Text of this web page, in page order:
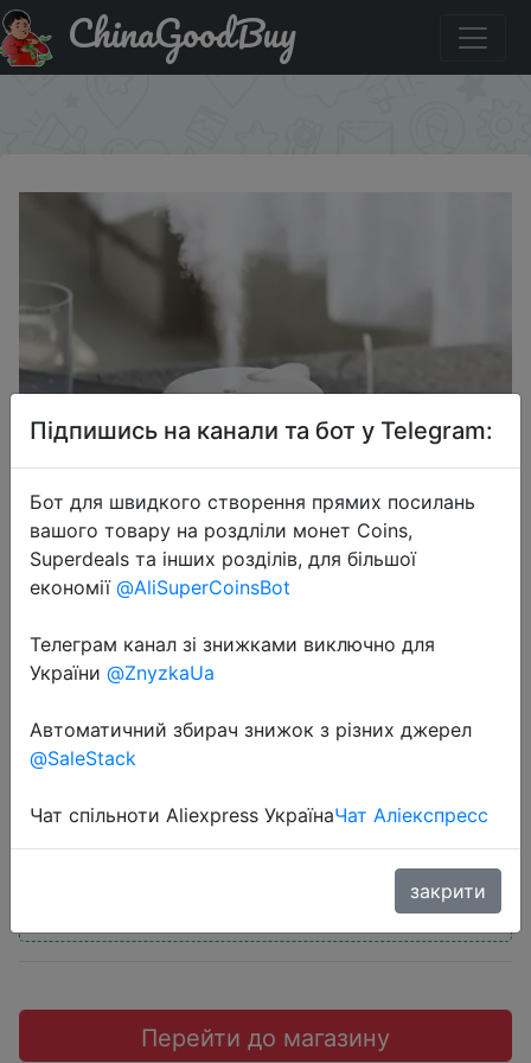
Код на знижку WLAL14 Xiaomi youpin VH Diffuse
Desktop USB Humidifier
ChinaGoodBuy
2019-01-05
USB Humidifier
$10.89
Перейти до магазину
Підпишись на канали та бот у Telegram:
Бот для швидкого створення прямих посилань
вашого товару на роздліли монет Coins,
Superdeals та інших розділів, для більшої
економії @AliSuperCoinsBot
Телеграм канал зі знижками виключно для
України @ZnyzkaUa
Автоматичний збирач знижок з різних джерел
@SaleStack
Чат спільноти Aliexpress УкраїнаЧат Аліекспресс
закрити